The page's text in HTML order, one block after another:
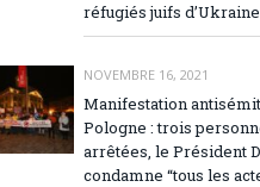
réfugiés juifs d’Ukraine
NOVEMBRE 16, 2021
Manifestation
Pologne : trois
arrêtées, le Président
condamne “tous les